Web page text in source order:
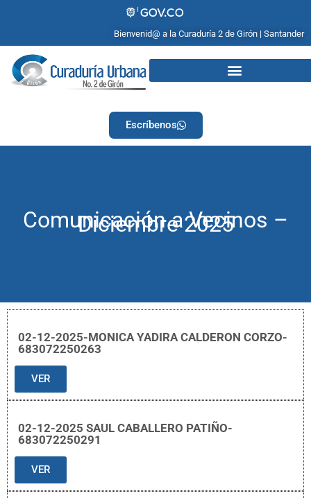
Bienvenid@ a la Curaduría 2 de Girón | Santander
Escríbenos
Comunicación a Vecinos –
Diciembre 2025
02-12-2025-MONICA YADIRA CALDERON CORZO-
683072250263
VER
02-12-2025 SAUL CABALLERO PATIÑO-
683072250291
VER